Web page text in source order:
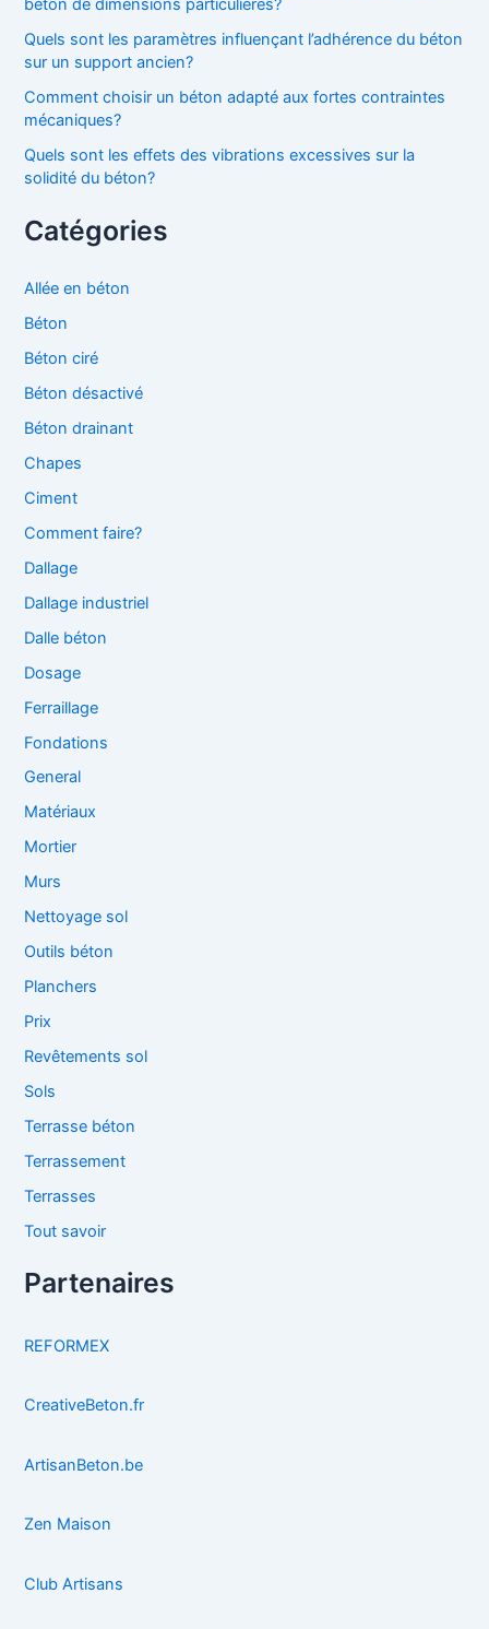
béton de dimensions particulières?
Quels sont les paramètres influençant l’adhérence du béton
sur un support ancien?
Comment choisir un béton adapté aux fortes contraintes
mécaniques?
Quels sont les effets des vibrations excessives sur la
solidité du béton?
Catégories
Allée en béton
Béton
Béton ciré
Béton désactivé
Béton drainant
Chapes
Ciment
Comment faire?
Dallage
Dallage industriel
Dalle béton
Dosage
Ferraillage
Fondations
General
Matériaux
Mortier
Murs
Nettoyage sol
Outils béton
Planchers
Prix
Revêtements sol
Sols
Terrasse béton
Terrassement
Terrasses
Tout savoir
Partenaires
REFORMEX
CreativeBeton.fr
ArtisanBeton.be
Zen Maison
Club Artisans